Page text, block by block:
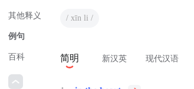
其他释义
例句
百科
/ xīn li /
简明 新汉英 现代汉语